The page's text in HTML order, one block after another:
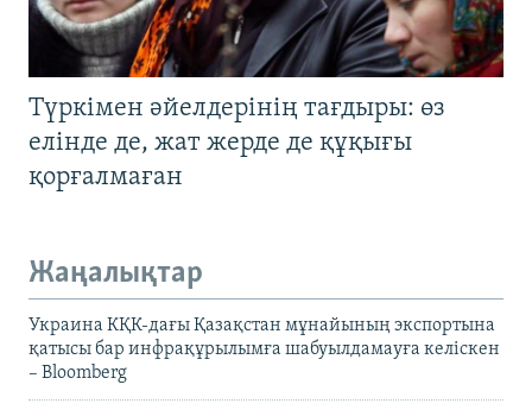
Түркімен әйелдерінің тағдыры: өз
елінде де, жат жерде де құқығы
қорғалмаған
Жаңалықтар
Украина КҚК-дағы Қазақстан мұнайының экспортына
қатысы бар инфрақұрылымға шабуылдамауға келіскен
– Bloomberg